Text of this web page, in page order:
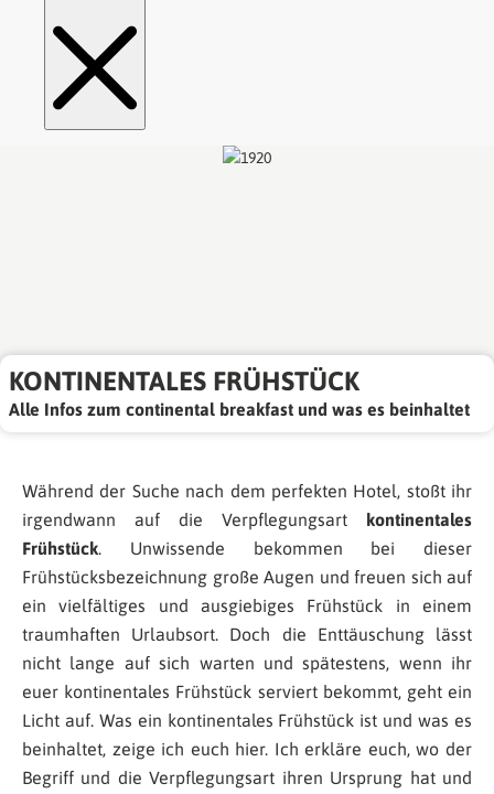
KONTINENTALES FRÜHSTÜCK
Alle Infos zum continental breakfast und was es beinhaltet
Während der Suche nach dem perfekten Hotel, stoßt ihr
irgendwann auf die Verpflegungsart
kontinentales
Frühstück. Unwissende bekommen bei dieser
Frühstücksbezeichnung große Augen und freuen sich auf
ein vielfältiges und ausgiebiges Frühstück in einem
traumhaften Urlaubsort. Doch die Enttäuschung lässt
nicht lange auf sich warten und spätestens, wenn ihr
euer kontinentales Frühstück serviert bekommt, geht ein
Licht auf. Was ein kontinentales Frühstück ist und was es
beinhaltet, zeige ich euch hier. Ich erkläre euch, wo der
Begriff und die Verpflegungsart ihren Ursprung hat und